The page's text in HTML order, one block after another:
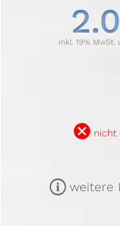
inkl. 19%
B nicht
m weitere